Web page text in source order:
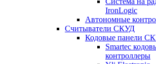
IronLogic
Автономные
Считыватели СКУД
Кодовые панели
Smartec
контроллеры